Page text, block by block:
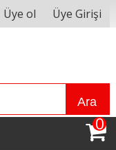
Üye ol Üye Girişi
Ara
0